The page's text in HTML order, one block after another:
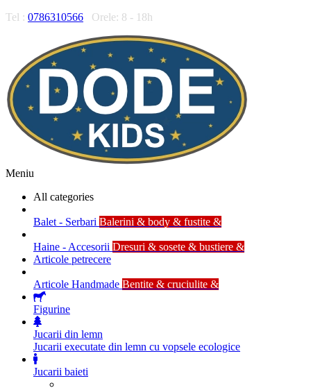
Tel : 0786310566 Orele: 8 - 18h
Meniu
All categories
Balet - Serbari Balerini & body & fustite &
Haine - Accesorii Dresuri & sosete & bustiere &
Articole petrecere
Articole Handmade Bentite & cruciulite &
Figurine
Jucarii din lemn
Jucarii executate din lemn cu vopsele ecologice
Jucarii baieti